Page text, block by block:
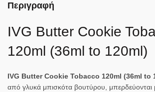
Περιγραφή
IVG Butter Cookie
120ml (36ml to 120ml)
IVG Butter Cookie Tobacco 120ml (36ml to
από γλυκά μπισκότα βουτύρου,